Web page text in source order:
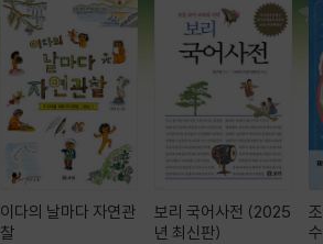
이다의 날마다 자연관
찰
보리 국어사전 (2025
년 최신판)